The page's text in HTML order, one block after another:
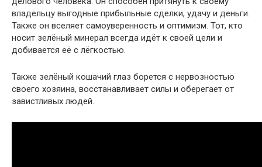
владельцу выгодные прибыльные сделки, удачу и деньги.
Также он вселяет самоуверенность и оптимизм. Тот, кто
носит зелёный минерал всегда идёт к своей цели и
добивается её с лёгкостью.
Также зелёный кошачий глаз борется с нервозностью
своего хозяина, восстанавливает силы и оберегает от
завистливых людей.